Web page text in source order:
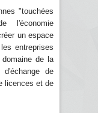
"touchées
l'économie
un espace
entreprises
de la
de
licences et de